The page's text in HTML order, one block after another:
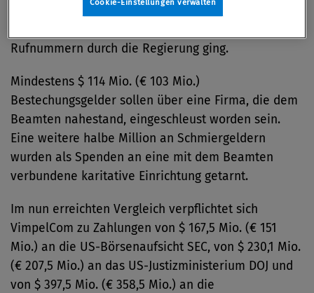
angeboten und gezahlt haben, als es um die
Rufnummern durch die Regierung ging.
Mindestens $ 114 Mio. (€ 103 Mio.)
Bestechungsgelder sollen über eine Firma, die dem
Beamten nahestand, eingeschleust worden sein.
Eine weitere halbe Million an Schmiergeldern
wurden als Spenden an eine mit dem Beamten
verbundene karitative Einrichtung getarnt.
Im nun erreichten Vergleich verpflichtet sich
VimpelCom zu Zahlungen von $ 167,5 Mio. (€ 151
Mio.) an die US-Börsenaufsicht SEC, von $ 230,1 Mio.
(€ 207,5 Mio.) an das US-Justizministerium DOJ und
von $ 397,5 Mio. (€ 358,5 Mio.) an die
Cookie-Einstellungen verwalten